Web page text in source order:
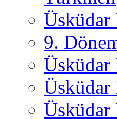
Üsküdar
9.
Üsküdar